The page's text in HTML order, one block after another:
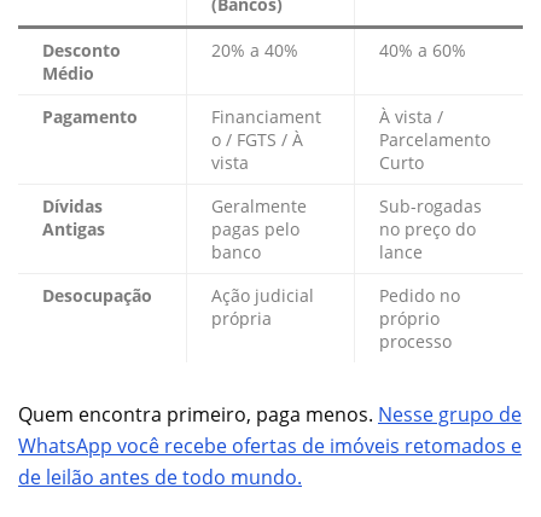
Desconto
Médio
20% a 40% 40% a 60%
Pagamento
Financiament
o / FGTS / À
vista
À vista /
Parcelamento
Curto
Dívidas
Antigas
Geralmente
pagas pelo
banco
Sub-rogadas
no preço do
lance
Desocupação
Ação judicial
própria
Pedido no
próprio
processo
Quem encontra primeiro, paga menos. Nesse grupo de
WhatsApp você recebe ofertas de imóveis retomados e
de leilão antes de todo mundo.